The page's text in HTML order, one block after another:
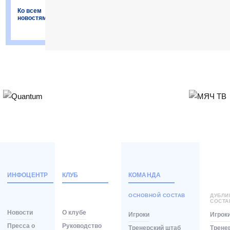
Ко всем
новостям
ИНФОЦЕНТР
Новости
Пресса о
КЛУБ
О клубе
Руководство
КОМАНДА
ОСНОВНОЙ СОСТАВ
Игроки
Тренерский штаб